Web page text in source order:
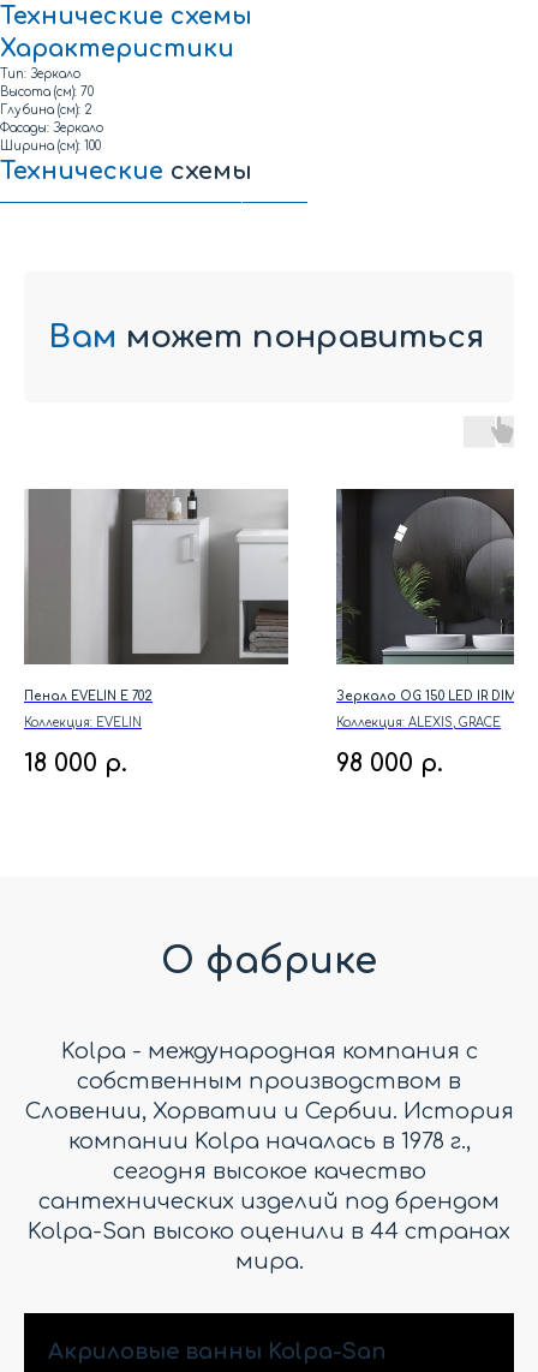
Технические схемы
Характеристики
Тип: Зеркало
Высота (см): 70
Глубина (см): 2
Фасады: Зеркало
Ширина (см): 100
Технические схемы
Вам может понравиться
Пенал EVELIN E 702
Коллекция: EVELIN
18 000 р.
Зеркало OG 150 LED IR DIM
Коллекция: ALEXIS, GRACE
98 000 р.
О фабрике
Kolpa - международная компания с
собственным производством в
Словении, Хорватии и Сербии. История
компании Kolpa началась в 1978 г.,
сегодня высокое качество
сантехнических изделий под брендом
Kolpa-San высоко оценили в 44 странах
мира.
Акриловые ванны Kolpa-San